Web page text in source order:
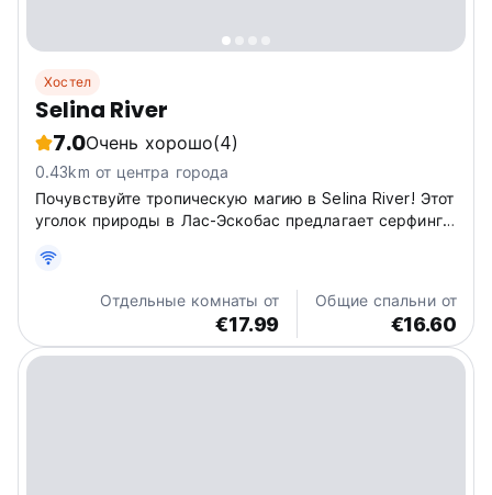
Хостел
Selina River
7.0Очень хорошо(4)
0.43km от центра города
Почувствуйте тропическую магию в Selina River! Этот
уголок природы в Лас-Эскобас предлагает серфинг,
(Auto-translated from original language)
Отдельные комнаты от
€17.99
Общие спальни от
€16.60